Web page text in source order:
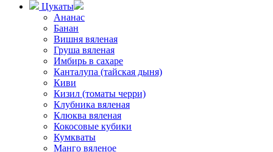
Цукаты
Ананас
Банан
Вишня вяленая
Груша вяленая
Имбирь в сахаре
Канталупа (тайская дыня)
Киви
Кизил (томаты черри)
Клубника вяленая
Клюква вяленая
Кокосовые кубики
Кумкваты
Манго вяленое